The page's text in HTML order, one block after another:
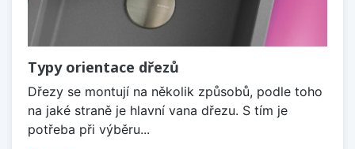
Typy orientace dřezů
Dřezy se montují na několik způsobů, podle toho
na jaké straně je hlavní vana dřezu. S tím je
potřeba při výběru...